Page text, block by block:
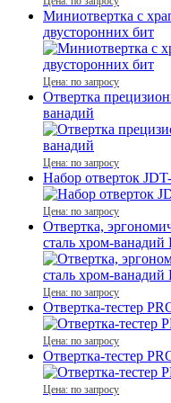
Миниотвертка с
двусторонних бит
Цена: по запросу
Отвертка
ванадий
Цена: по запросу
Набор отверток
Цена: по запросу
Отвертка,
сталь хром-
Цена: по запросу
Отвертка-тестер
Цена: по запросу
Отвертка-тестер
Цена: по запросу